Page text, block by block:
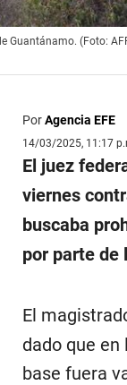
Guantánamo. (Foto:
PorAgencia EFE
14/03/2025, 11:17
El juez
viernes
buscaba
por parte de
El
dado que
base fuera